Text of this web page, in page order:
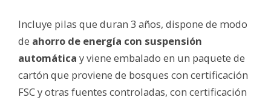
Incluye pilas que duran 3 años, dispone de modo
de ahorro de energía con suspensión
automática y viene embalado en un paquete de
cartón que proviene de bosques con certificación
FSC y otras fuentes controladas, con certificación